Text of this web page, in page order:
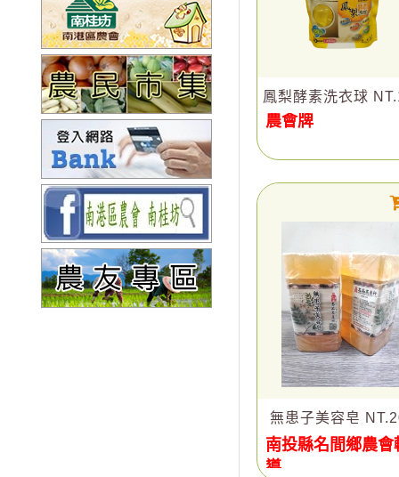
鳳梨酵素洗衣球
農會牌
無患子美容皂
南投縣名間鄉農會
導